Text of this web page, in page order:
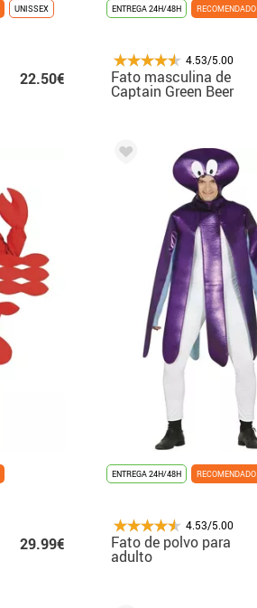
UNISSEX
22.50€
ENTREGA 24H/48H RECOMENDADO
4.53/5.00
Fato masculina de
Captain Green Beer
29.99€
ENTREGA 24H/48H RECOMENDADO
4.53/5.00
Fato de polvo para
adulto